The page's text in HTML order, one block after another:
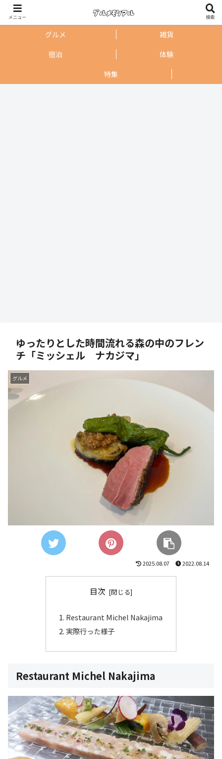
グルメ
雑貨
宿泊
体験
特集
ゆったりとした時間流れる森の中のフレン
チ「ミッシェル ナカジマ」
グルメ
2025.08.07 2022.08.14
目次
Restaurant Michel Nakajima
実際行った様子
Restaurant Michel Nakajima
メニュー 検索